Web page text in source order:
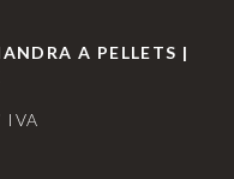
A PELLETS |
IVA